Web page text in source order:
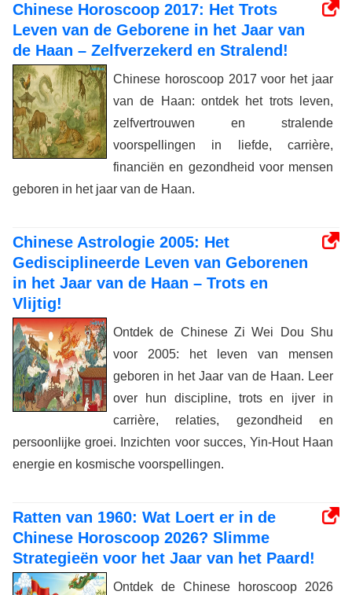
Chinese Horoscoop 2017: Het Trots
Leven van de Geborene in het Jaar van
de Haan – Zelfverzekerd en Stralend!
Chinese horoscoop 2017 voor het jaar
van de Haan: ontdek het trots leven,
zelfvertrouwen en stralende
voorspellingen in liefde, carrière,
financiën en gezondheid voor mensen
geboren in het jaar van de Haan.
Chinese Astrologie 2005: Het
Gedisciplineerde Leven van Geborenen
in het Jaar van de Haan – Trots en
Vlijtig!
Ontdek de Chinese Zi Wei Dou Shu
voor 2005: het leven van mensen
geboren in het Jaar van de Haan. Leer
over hun discipline, trots en ijver in
carrière, relaties, gezondheid en
persoonlijke groei. Inzichten voor succes, Yin-Hout Haan
energie en kosmische voorspellingen.
Ratten van 1960: Wat Loert er in de
Chinese Horoscoop 2026? Slimme
Strategieën voor het Jaar van het Paard!
Ontdek de Chinese horoscoop 2026